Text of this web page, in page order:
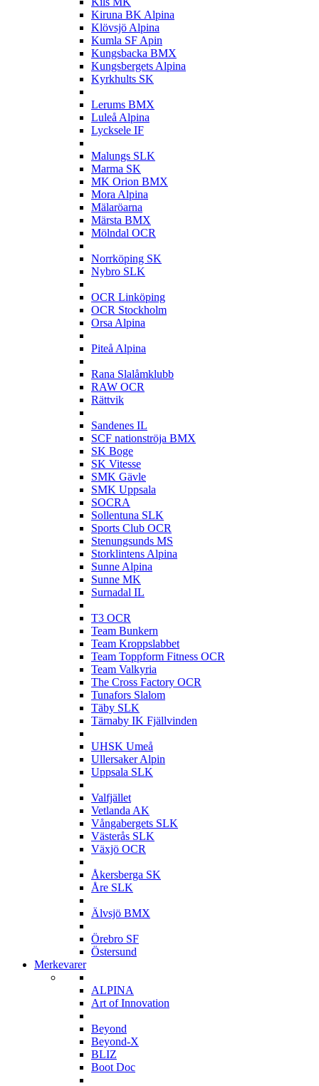
Kiruna BK Alpina
Klövsjö Alpina
Kumla SF Apin
Kungsbacka BMX
Kungsbergets Alpina
Kyrkhults SK
Lerums BMX
Luleå Alpina
Lycksele IF
Malungs SLK
Marma SK
MK Orion BMX
Mora Alpina
Mälaröarna
Märsta BMX
Mölndal OCR
Norrköping SK
Nybro SLK
OCR Linköping
OCR Stockholm
Orsa Alpina
Piteå Alpina
Rana Slalåmklubb
RAW OCR
Rättvik
Sandenes IL
SCF nationströja BMX
SK Boge
SK Vitesse
SMK Gävle
SMK Uppsala
SOCRA
Sollentuna SLK
Sports Club OCR
Stenungsunds MS
Storklintens Alpina
Sunne Alpina
Sunne MK
Surnadal IL
T3 OCR
Team Bunkern
Team Kroppslabbet
Team Toppform Fitness OCR
Team Valkyria
The Cross Factory OCR
Tunafors Slalom
Täby SLK
Tärnaby IK Fjällvinden
UHSK Umeå
Ullersaker Alpin
Uppsala SLK
Valfjället
Vetlanda AK
Vångabergets SLK
Västerås SLK
Växjö OCR
Åkersberga SK
Åre SLK
Älvsjö BMX
Örebro SF
Östersund
Merkevarer
ALPINA
Art of Innovation
Beyond
Beyond-X
BLIZ
Boot Doc